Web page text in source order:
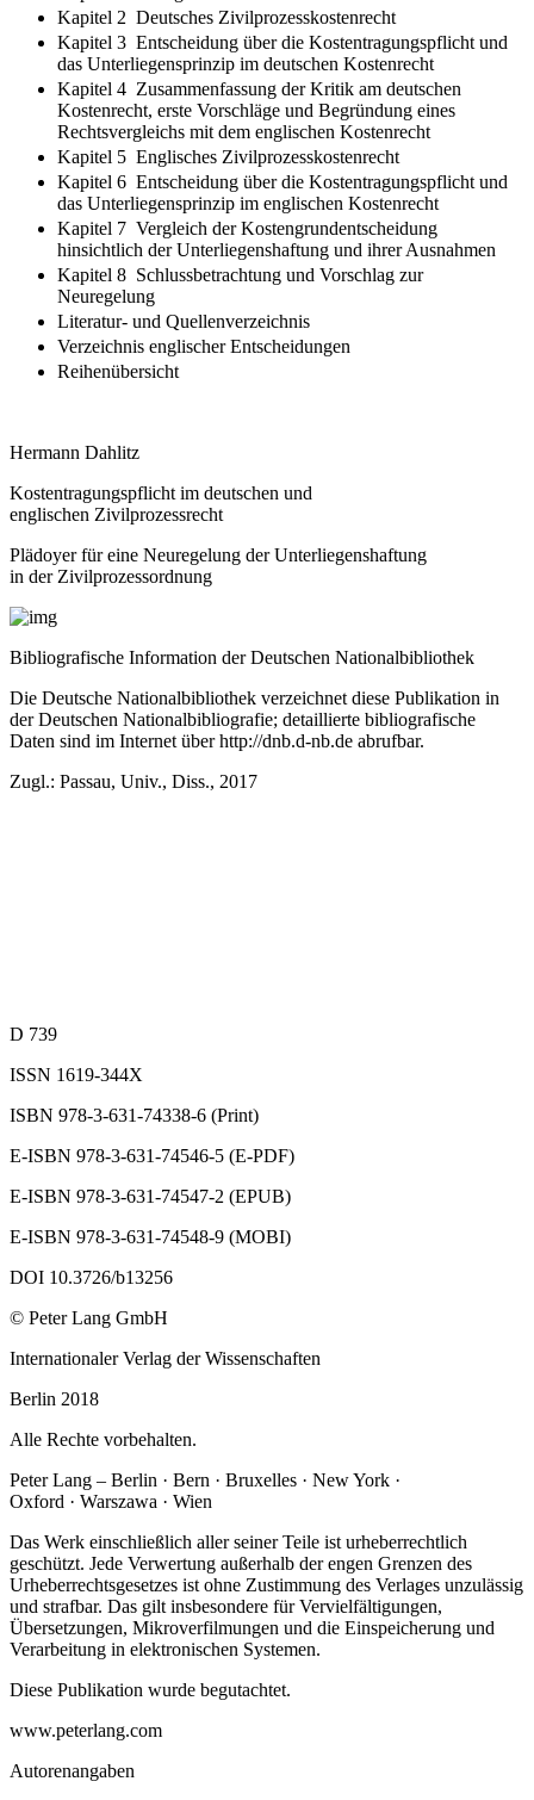
Kapitel 2 Deutsches Zivilprozesskostenrecht
Kapitel 3 Entscheidung über die Kostentragungspflicht und
das Unterliegensprinzip im deutschen Kostenrecht
Kapitel 4 Zusammenfassung der Kritik am deutschen
Kostenrecht, erste Vorschläge und Begründung eines
Rechtsvergleichs mit dem englischen Kostenrecht
Kapitel 5 Englisches Zivilprozesskostenrecht
Kapitel 6 Entscheidung über die Kostentragungspflicht und
das Unterliegensprinzip im englischen Kostenrecht
Kapitel 7 Vergleich der Kostengrundentscheidung
hinsichtlich der Unterliegenshaftung und ihrer Ausnahmen
Kapitel 8 Schlussbetrachtung und Vorschlag zur
Neuregelung
Literatur- und Quellenverzeichnis
Verzeichnis englischer Entscheidungen
Reihenübersicht
Hermann Dahlitz
Kostentragungspflicht im deutschen und
englischen Zivilprozessrecht
Plädoyer für eine Neuregelung der Unterliegenshaftung
in der Zivilprozessordnung
Bibliografische Information der Deutschen Nationalbibliothek
Die Deutsche Nationalbibliothek verzeichnet diese Publikation in
der Deutschen Nationalbibliografie; detaillierte bibliografische
Daten sind im Internet überhttp://dnb.d-nb.de abrufbar.
Zugl.: Passau, Univ., Diss., 2017
D 739
ISSN 1619-344X
ISBN 978-3-631-74338-6 (Print)
E-ISBN 978-3-631-74546-5 (E-PDF)
E-ISBN 978-3-631-74547-2 (EPUB)
E-ISBN 978-3-631-74548-9 (MOBI)
DOI 10.3726/b13256
© Peter Lang GmbH
Internationaler Verlag der Wissenschaften
Berlin 2018
Alle Rechte vorbehalten.
Peter Lang – Berlin · Bern · Bruxelles · New York ·
Oxford · Warszawa · Wien
Das Werk einschließlich aller seiner Teile ist urheberrechtlich
geschützt. Jede Verwertung außerhalb der engen Grenzen des
Urheberrechtsgesetzes ist ohne Zustimmung des Verlages unzulässig
und strafbar. Das gilt insbesondere für Vervielfältigungen,
Übersetzungen, Mikroverfilmungen und die Einspeicherung und
Verarbeitung in elektronischen Systemen.
Diese Publikation wurde begutachtet.
www.peterlang.com
Autorenangaben